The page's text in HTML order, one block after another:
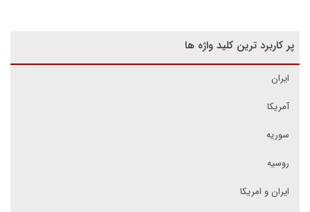
پر کاربرد ترین کلید واژه ها
ایران
آمریکا
سوریه
روسیه
ایران و امریکا